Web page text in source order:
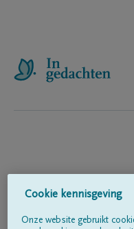
Cookie kennisgeving
Onze website gebruikt